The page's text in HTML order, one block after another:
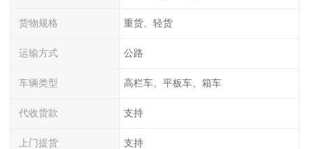
货物规格 重货、轻货
运输方式 公路
车辆类型 高栏车、平板车、箱车
代收货款 支持
上门提货 支持